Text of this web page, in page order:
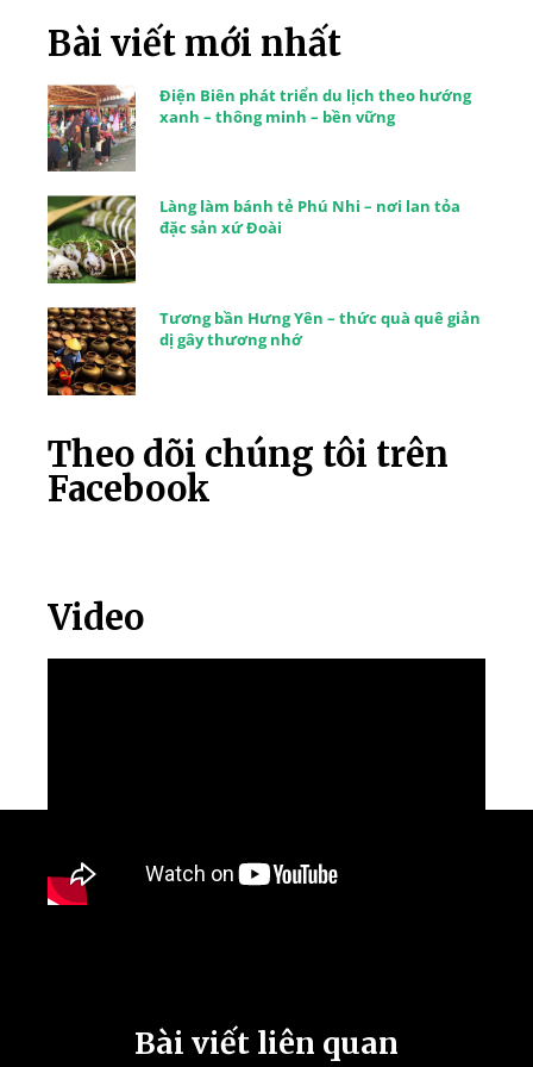
Bài viết mới nhất
Điện Biên phát triển du lịch theo hướng
xanh – thông minh – bền vững
Làng làm bánh tẻ Phú Nhi – nơi lan tỏa
đặc sản xứ Đoài
Tương bần Hưng Yên – thức quà quê giản
dị gây thương nhớ
Theo dõi chúng tôi trên
Facebook
Video
Bài viết liên quan